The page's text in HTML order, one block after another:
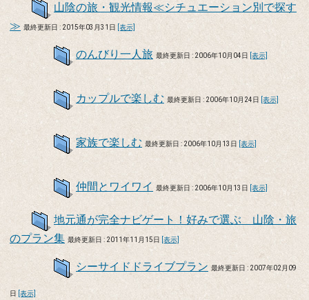
山陰の旅・観光情報≪シチュエーション別で探す
≫ 最終更新日 : 2015年03月31日 [表示]
のんびり一人旅 最終更新日 : 2006年10月04日 [表示]
カップルで楽しむ 最終更新日 : 2006年10月24日 [表示]
家族で楽しむ 最終更新日 : 2006年10月13日 [表示]
仲間とワイワイ 最終更新日 : 2006年10月13日 [表示]
地元通が完全ナビゲート！好みで選ぶ 山陰・旅
のプラン集 最終更新日 : 2011年11月15日 [表示]
シーサイドドライブプラン 最終更新日 : 2007年02月09
日 [表示]